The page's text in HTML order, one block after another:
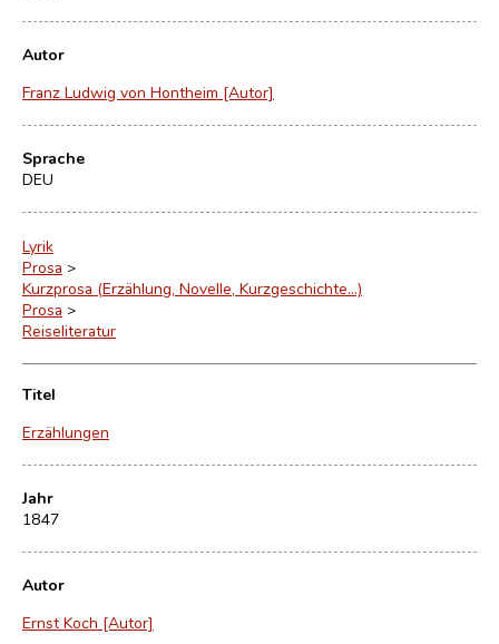
Autor
Franz Ludwig von Hontheim [Autor]
Sprache
DEU
Lyrik
Prosa >
Kurzprosa (Erzählung, Novelle, Kurzgeschichte…)
Prosa >
Reiseliteratur
Titel
Erzählungen
Jahr
1847
Autor
Ernst Koch [Autor]